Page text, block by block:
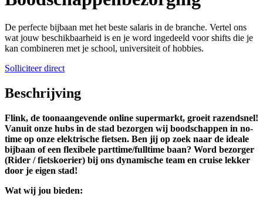
De perfecte bijbaan met het beste salaris in de branche. Vertel ons
wat jouw beschikbaarheid is en je word ingedeeld voor shifts die je
kan combineren met je school, universiteit of hobbies.
Solliciteer direct
Beschrijving
Flink, de toonaangevende online supermarkt, groeit razendsnel!
Vanuit onze hubs in de stad bezorgen wij boodschappen in no-
time op onze elektrische fietsen. Ben jij op zoek naar de ideale
bijbaan of een flexibele parttime/fulltime baan? Word bezorger
(Rider / fietskoerier) bij ons dynamische team en cruise lekker
door je eigen stad!
Wat wij jou bieden: